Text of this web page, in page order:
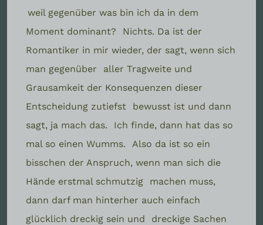
weil gegenüber was bin ich da in dem
Moment dominant?
Nichts. Da ist der
Romantiker in mir wieder, der sagt, wenn sich
man gegenüber
aller Tragweite und
Grausamkeit der Konsequenzen dieser
Entscheidung zutiefst
bewusst ist und dann
sagt, ja mach das.
Ich finde, dann hat das so
mal so einen Wumms.
Also da ist so ein
bisschen der Anspruch, wenn man sich die
Hände erstmal schmutzig
machen muss,
dann darf man hinterher auch einfach
glücklich dreckig sein und
dreckige Sachen